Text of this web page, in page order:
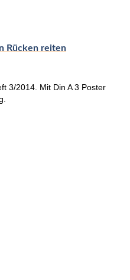
Rücken reiten
3/2014. Mit Din A 3 Poster